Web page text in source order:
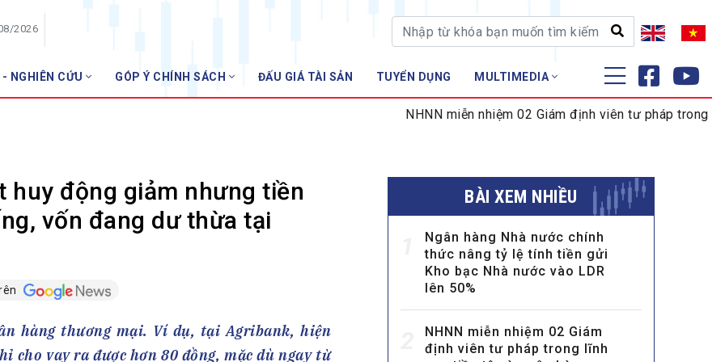
2026
NGHIÊN CỨU GÓP Ý CHÍNH SÁCH ĐẤU GIÁ TÀI SẢN TUYỂN DỤNG MULTIMEDIA
VNBA
ĐÀO TẠO - NGHIÊN CỨU
NHNN miễn nhiệm 02 Giám định viên tư pháp trong lĩnh vực
huy động giảm nhưng tiền
vốn đang dư thừa tại
hàng thương mại. Ví dụ, tại Agribank, hiện
cho vay ra được hơn 80 đồng, mặc dù ngay từ
BÀI XEM NHIỀU
Ngân hàng Nhà nước chính
thức nâng tỷ lệ tính tiền gửi
Kho bạc Nhà nước vào LDR
lên 50%
NHNN miễn nhiệm 02 Giám
định viên tư pháp trong lĩnh